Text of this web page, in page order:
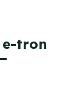
e-tron